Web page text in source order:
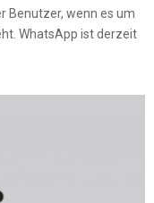
Benutzer, wenn es um
WhatsApp ist derzeit